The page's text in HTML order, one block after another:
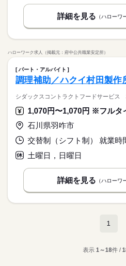
詳細を見る （ハローワ
ハローワーク求人（掲載元：府中公共職業安定所）
パート・アルバイト
調理補助／ハクイ村田製
シダックスコントラクトフードサービス
石川県羽咋市
土曜日，日曜日
詳細を見る （ハローワ
1
表示 1～18件 /